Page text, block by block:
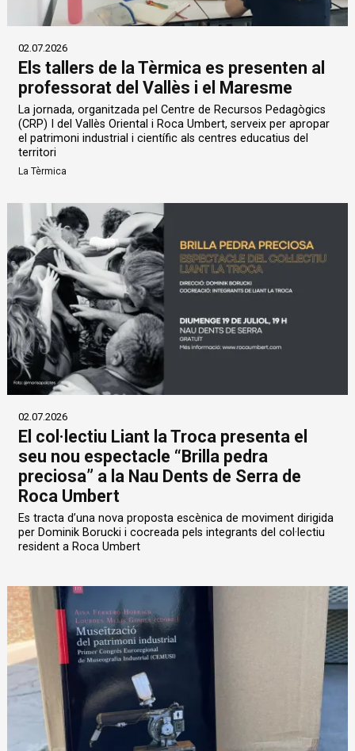
02.07.2026
Els tallers de la Tèrmica es presenten al
professorat del Vallès i el Maresme
La jornada, organitzada pel Centre de Recursos Pedagògics
(CRP) I del Vallès Oriental i Roca Umbert, serveix per apropar
el patrimoni industrial i científic als centres educatius del
territori
La Tèrmica
02.07.2026
El col·lectiu Liant la Troca presenta el
seu nou espectacle “Brilla pedra
preciosa” a la Nau Dents de Serra de
Roca Umbert
Es tracta d’una nova proposta escènica de moviment dirigida
per Dominik Borucki i cocreada pels integrants del col·lectiu
resident a Roca Umbert